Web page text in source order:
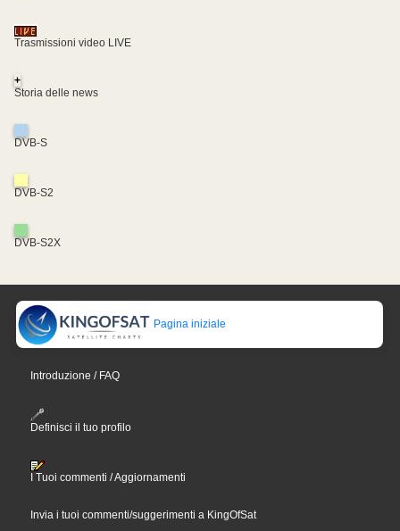
Trasmissioni video LIVE
+
Storia delle news
DVB-S
DVB-S2
DVB-S2X
Pagina iniziale
Introduzione / FAQ
Definisci il tuo profilo
I Tuoi commenti / Aggiornamenti
Invia i tuoi commenti/suggerimenti a KingOfSat